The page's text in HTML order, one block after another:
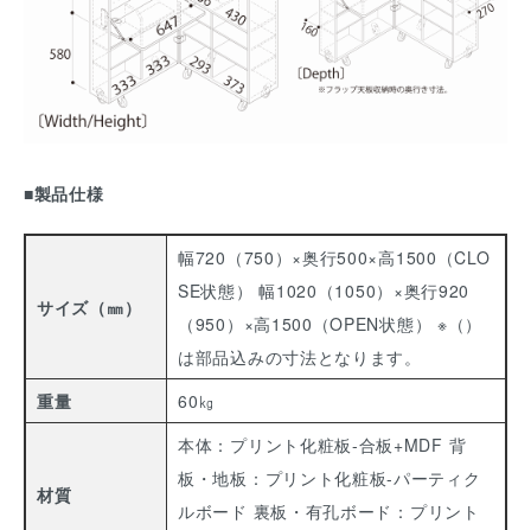
■製品仕様
サイズ（㎜）
幅720（750）×奥行500×高1500（CLO
SE状態）幅1020（1050）×奥行920
（950）×高1500（OPEN状態） ※（）
は部品込みの寸法となります。
重量
60㎏
材質
本体：プリント化粧板-合板+MDF 背
板・地板：プリント化粧板-パーティク
ルボード 裏板・有孔ボード：プリント